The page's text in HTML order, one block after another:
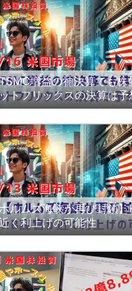
増益の神決算でも株
トフリックスの決算は予
ルムズ海峡が再び封鎖】
く利上げの可能性